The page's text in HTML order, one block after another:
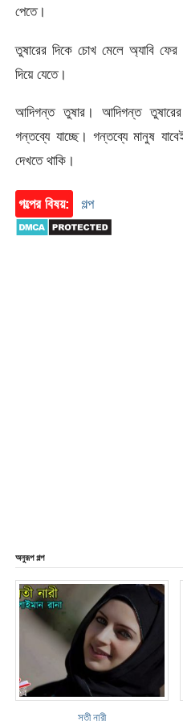
পেতে।
তুষারের দিকে চোখ মেলে অ্যাবি
দিয়ে যেতে।
আদিগন্ত তুষার। আদিগন্ত
গন্তব্যে যাচ্ছে। গন্তব্যে মানুষ
দেখতে থাকি।
গল্পের বিষয়: গল্প
অনুরূপ গল্প
সতী নারী